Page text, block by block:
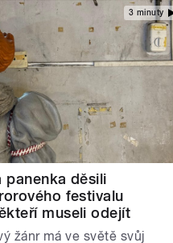
3 minuty
panenka děsili
festivalu
museli odejít
žánr má ve světě svůj